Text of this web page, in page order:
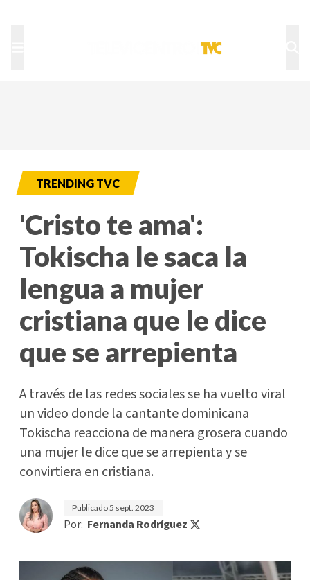
TRENDING TVC
'Cristo te ama':
Tokischa le saca la
lengua a mujer
cristiana que le dice
que se arrepienta
A través de las redes sociales se ha vuelto viral
un video donde la cantante dominicana
Tokischa reacciona de manera grosera cuando
una mujer le dice que se arrepienta y se
convirtiera en cristiana.
Publicado5 sept. 2023
Por: Fernanda Rodríguez